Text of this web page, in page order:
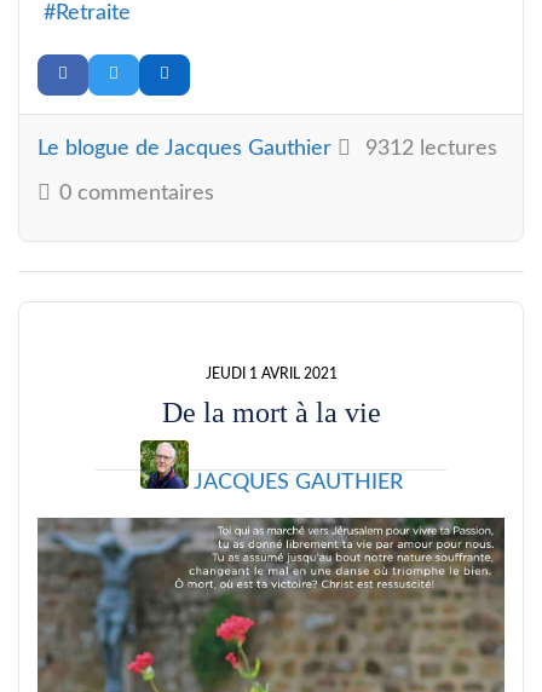
Retraite
Le blogue de Jacques Gauthier 9312 lectures
0 commentaires
JEUDI 1 AVRIL 2021
De la mort à la vie
JACQUES GAUTHIER